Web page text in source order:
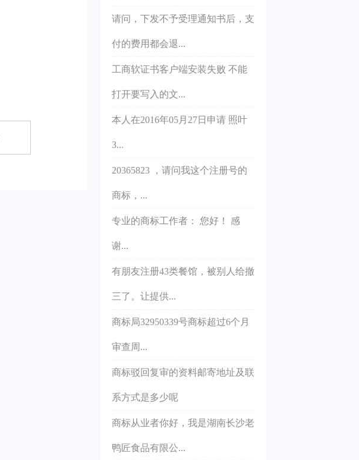
请问，下发不予受理通知书后，支
付的费用都会退...
工商软证书客户端安装失败 不能
打开要写入的文...
本人在2016年05月27日申请 照叶
3...
20365823 ，请问我这个注册号的
商标，...
专业的商标工作者： 您好！ 感
谢...
有朋友注册43类餐馆，被别人给撤
三了。让提供...
商标局32950339号商标超过6个月
审查周...
商标驳回复审的资料邮寄地址及联
系方式是多少呢
商标从业者你好，我是湖南长沙老
鸭匠食品有限公...